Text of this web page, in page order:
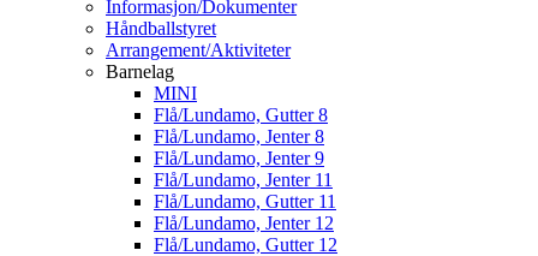
Informasjon/Dokumenter
Håndballstyret
Arrangement/Aktiviteter
Barnelag
MINI
Flå/Lundamo, Gutter 8
Flå/Lundamo, Jenter 8
Flå/Lundamo, Jenter 9
Flå/Lundamo, Jenter 11
Flå/Lundamo, Gutter 11
Flå/Lundamo, Jenter 12
Flå/Lundamo, Gutter 12